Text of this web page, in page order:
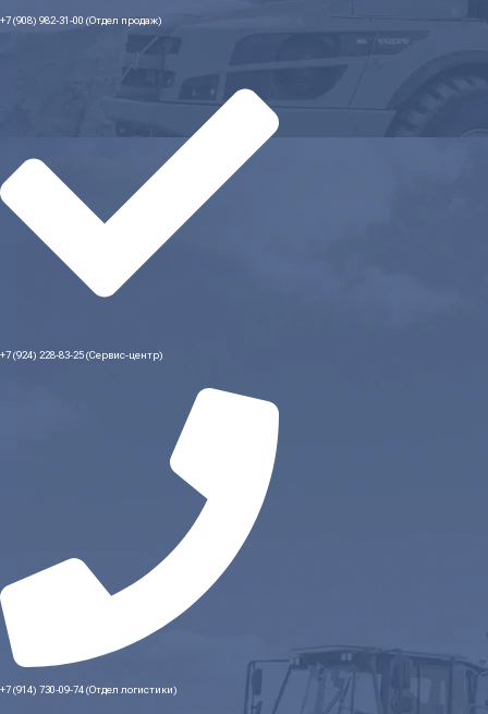
+7 (908) 982-31-00 (Отдел продаж)
+7 (924) 228-83-25 (Сервис-центр)
+7 (914) 730-09-74 (Отдел логистики)